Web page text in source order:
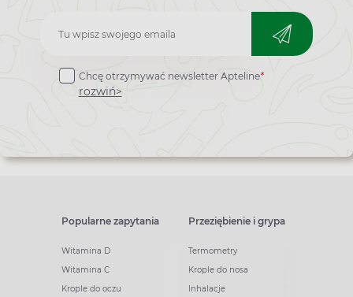
Zapisz
do
newslettera
Chcę otrzymywać newsletter Apteline*
rozwiń>
Popularne zapytania
Witamina D
Witamina C
Krople do oczu
Przeziębienie i grypa
Termometry
Krople do nosa
Inhalacje